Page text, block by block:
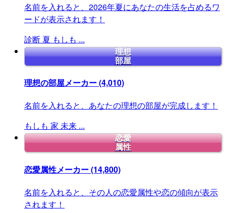
名前を入れると、2026年夏にあなたの生活を占めるワ
ードが表示されます！
診断 夏 もしも ...
理想
部屋
理想の部屋メーカー(4,010)
名前を入れると、あなたの理想の部屋が完成します！
もしも 家 未来 ...
恋愛
属性
恋愛属性メーカー(14,800)
名前を入れると、その人の恋愛属性や恋の傾向が表示
されます！